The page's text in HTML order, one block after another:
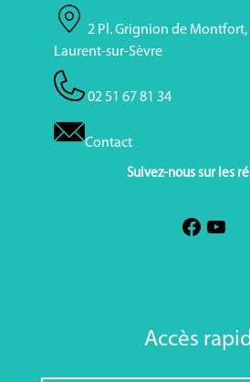
2 Pl. Grignion de Montfort,
Laurent-sur-Sèvre
02 51 67 81 34
Contact
Suivez-nous sur les
Accès